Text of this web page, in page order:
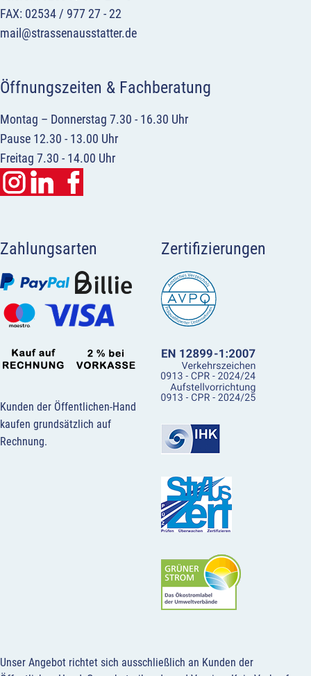
FAX: 02534 / 977 27 - 22
mail@strassenausstatter.de
Öffnungszeiten & Fachberatung
Montag – Donnerstag 7.30 - 16.30 Uhr
Pause 12.30 - 13.00 Uhr
Freitag 7.30 - 14.00 Uhr
Zahlungsarten
Kunden der Öffentlichen-Hand
kaufen grundsätzlich auf
Rechnung.
Zertifizierungen
Unser Angebot richtet sich ausschließlich an Kunden der